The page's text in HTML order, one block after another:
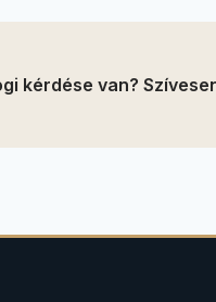
kérdése van?